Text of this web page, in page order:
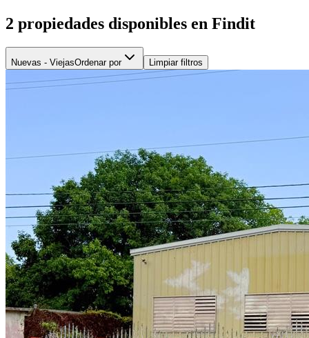
2 propiedades disponibles en Findit
Nuevas - ViejasOrdenar por Limpiar filtros